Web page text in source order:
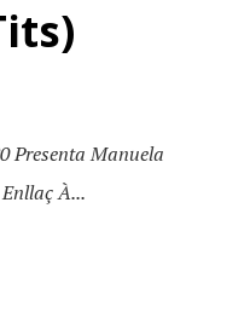
Presenta Manuela
À...